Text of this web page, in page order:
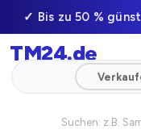
✓ Bis zu 50 %
✓
TM24.de